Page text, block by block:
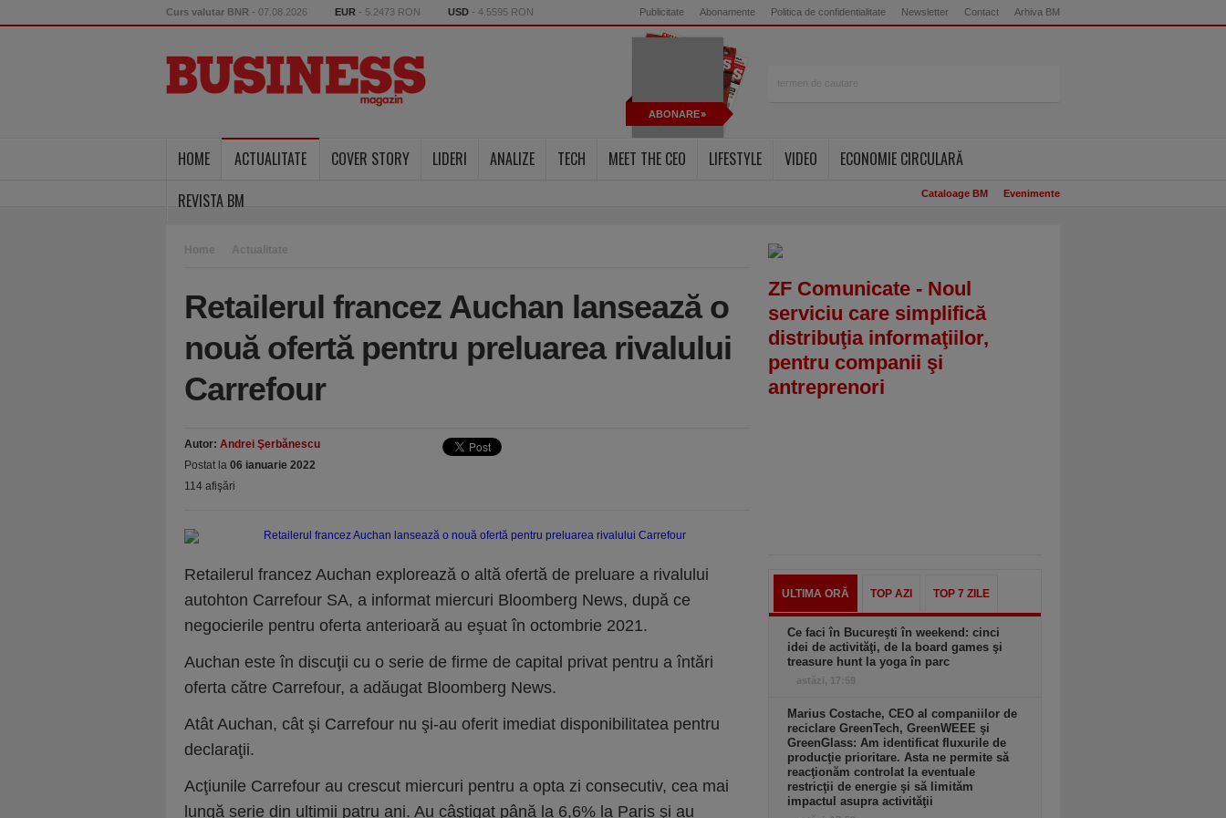
Curs valutar BNR - 07.08.2026 EUR - 5.2473 RON USD - 4.5595 RON Publicitate Abonamente Politica de confidentialitate Newsletter Contact Arhiva BM
ABONARE
HOME ACTUALITATE COVER STORY LIDERI ANALIZE TECH MEET THE CEO LIFESTYLE VIDEO
ECONOMIE CIRCULARĂ
REVISTA BM
Cataloage BM Evenimente
Home Actualitate
Retailerul francez Auchan lansează o
nouă ofertă pentru preluarea rivalului
Carrefour
Autor: Andrei Şerbănescu
Postat la 06 ianuarie 2022
114 afişări
Retailerul francez Auchan explorează o altă ofertă de preluare a rivalului
autohton Carrefour SA, a informat miercuri Bloomberg News, după ce
negocierile pentru oferta anterioară au eşuat în octombrie 2021.
Auchan este în discuţii cu o serie de firme de capital privat pentru a întări
oferta către Carrefour, a adăugat Bloomberg News.
Atât Auchan, cât şi Carrefour nu şi-au oferit imediat disponibilitatea pentru
declaraţii.
Acţiunile Carrefour au crescut miercuri pentru a opta zi consecutiv, cea mai
lungă serie din ultimii patru ani. Au câştigat până la 6,6% la Paris şi au
ZF Comunicate - Noul
serviciu care simplifică
distribuţia informaţiilor,
pentru companii şi
antreprenori
ULTIMA ORĂ TOP AZI TOP 7 ZILE
Ce faci în Bucureşti în weekend: cinci
idei de activităţi, de la board games şi
treasure hunt la yoga în parc
astăzi, 17:59
Marius Costache, CEO al companiilor de
reciclare GreenTech, GreenWEEE şi
GreenGlass: Am identificat fluxurile de
producţie prioritare. Asta ne permite să
reacţionăm controlat la eventuale
restricţii de energie şi să limităm
impactul asupra activităţii